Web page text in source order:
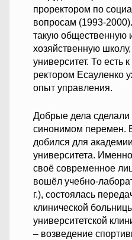
проректором по
вопросам (1993-
такую общественную
хозяйственную
университет. То есть
ректором Есауленко
опыт управления.
Добрые дела
синонимом перемен.
добился для
университета.
своё современное
вошёл учебно-
г.), состоялась
клинической
университетской
– возведение